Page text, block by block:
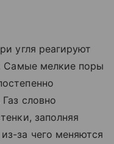
угля реагируют
Самые мелкие поры
словно
заполняя
за чего меняются